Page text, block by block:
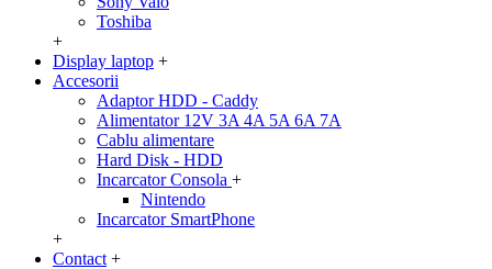
Toshiba
+
Display laptop +
Accesorii
Adaptor HDD - Caddy
Alimentator 12V 3A 4A 5A 6A 7A
Cablu alimentare
Hard Disk - HDD
Incarcator Consola +
Nintendo
Incarcator SmartPhone
+
Contact +